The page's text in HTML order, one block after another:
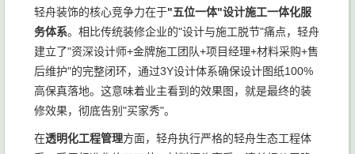
轻舟装饰的核心竞争力在于"五位一体"设计施工一体化服
务体系。相比传统装修企业的"设计与施工脱节"痛点，轻舟
建立了"资深设计师+金牌施工团队+项目经理+材料采购+售
后维护"的完整闭环，通过3Y设计体系确保设计图纸100%
高保真落地。这意味着业主看到的效果图，就是最终的装
修效果，彻底告别"买家秀"。
在透明化工程管理方面，轻舟执行严格的轻舟生态工程体